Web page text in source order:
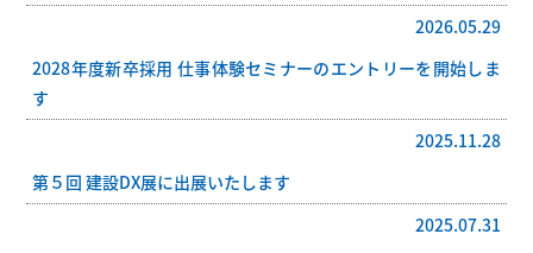
2026.05.29
2028年度新卒採用 仕事体験セミナーのエントリーを開始しま
す
2025.11.28
第５回 建設DX展に出展いたします
2025.07.31